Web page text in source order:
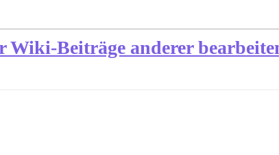
Wiki-Beiträge anderer